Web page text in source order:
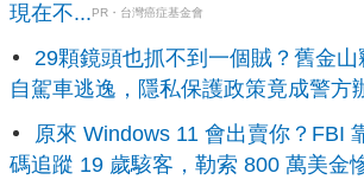
現在不... PR・台灣癌症基金會
29顆鏡頭也抓不到一個賊？舊金
自駕車逃逸，隱私保護政策竟成警方
原來 Windows 11 會出賣你？FBI
碼追蹤 19 歲駭客，勒索 800 萬美金